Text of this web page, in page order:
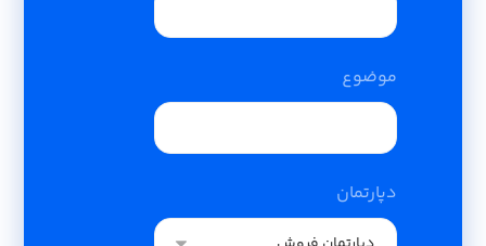
موضوع
دپارتمان